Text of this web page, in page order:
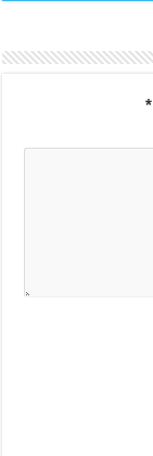
*